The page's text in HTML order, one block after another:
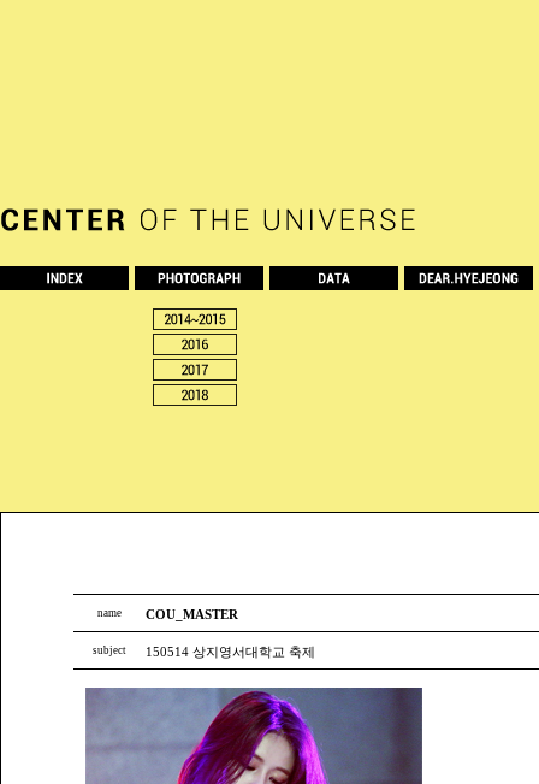
name COU_MASTER
subject 150514 상지영서대학교 축제